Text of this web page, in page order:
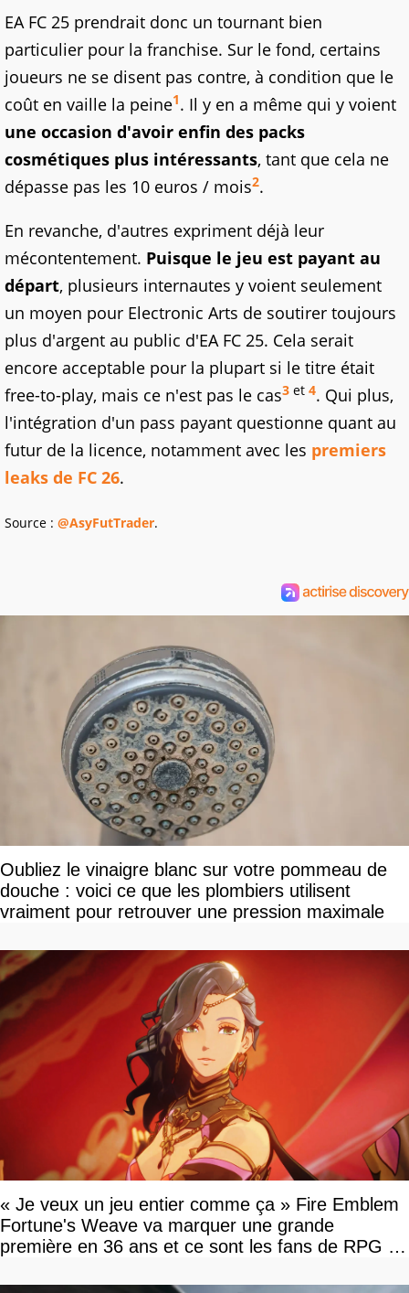
EA FC 25 prendrait donc un tournant bien
particulier pour la franchise. Sur le fond, certains
joueurs ne se disent pas contre, à condition que le
coût en vaille la peine1. Il y en a même qui y voient
une occasion d'avoir enfin des packs
cosmétiques plus intéressants, tant que cela ne
dépasse pas les 10 euros / mois2.
En revanche, d'autres expriment déjà leur
mécontentement. Puisque le jeu est payant au
départ, plusieurs internautes y voient seulement
un moyen pour Electronic Arts de soutirer toujours
plus d'argent au public d'EA FC 25. Cela serait
encore acceptable pour la plupart si le titre était
free-to-play, mais ce n'est pas le cas3 et 4. Qui plus,
l'intégration d'un pass payant questionne quant au
futur de la licence, notamment avec les premiers
leaks de FC 26.
Source : @AsyFutTrader.
Oubliez le vinaigre blanc sur votre pommeau de
douche : voici ce que les plombiers utilisent
vraiment pour retrouver une pression maximale
« Je veux un jeu entier comme ça » Fire Emblem
Fortune's Weave va marquer une grande
première en 36 ans et ce sont les fans de RPG en